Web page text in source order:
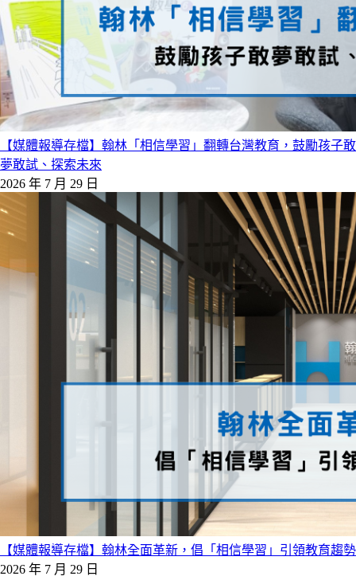
【媒體報導存檔】翰林「相信學習」翻轉台灣教育，鼓勵孩子敢
夢敢試、探索未來
2026 年 7 月 29 日
【媒體報導存檔】翰林全面革新，倡「相信學習」引領教育趨勢
2026 年 7 月 29 日